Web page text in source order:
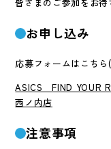
お申し込み
応募フォームはこちら
ASICS FIND YOUR
西ノ内店
注意事項